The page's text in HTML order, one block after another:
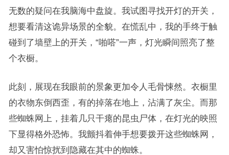
无数的疑问在我脑海中盘旋。我试图寻找开灯的开关，
想要看清这诡异场景的全貌。在慌乱中，我的手终于触
碰到了墙壁上的开关，“啪嗒”一声，灯光瞬间照亮了整
个衣橱。
此刻，展现在我眼前的景象更加令人毛骨悚然。衣橱里
的衣物东倒西歪，有的掉落在地上，沾满了灰尘。而那
些蜘蛛网上，挂着几只干瘪的昆虫尸体，在灯光的映照
下显得格外恐怖。我颤抖着伸手想要拨开这些蜘蛛网，
却又害怕惊扰到隐藏在其中的蜘蛛。